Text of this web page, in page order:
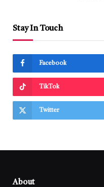
Stay In Touch
Facebook
TikTok
Twitter
About